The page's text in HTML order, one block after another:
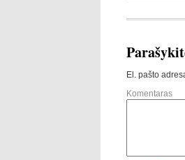
El. pašto
Komentaras